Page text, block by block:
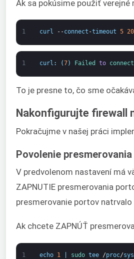
Ak sa pokúsime použiť
1 curl --connect -timeout 5
1 curl : (7) Failed to connect
To je presne to, čo sme
Nakonfigurujte firewall
Pokračujme v našej práci
Povolenie
V predvolenom nastavení má
ZAPNUTIE presmerovania
presmerovanie portov
Ak chcete ZAPNÚŤ
1 echo 1 sudo tee /proc/sys